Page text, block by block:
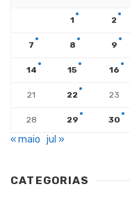
1 2
7 8 9
14 15 16
21 22 23
28 29 30
« maio jul »
CATEGORIAS